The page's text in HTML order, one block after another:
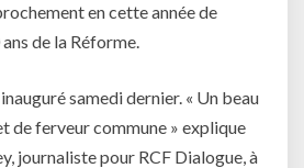
en cette année de
de la Réforme.
samedi dernier. « Un beau
de ferveur commune » explique
journaliste pour RCF Dialogue, à